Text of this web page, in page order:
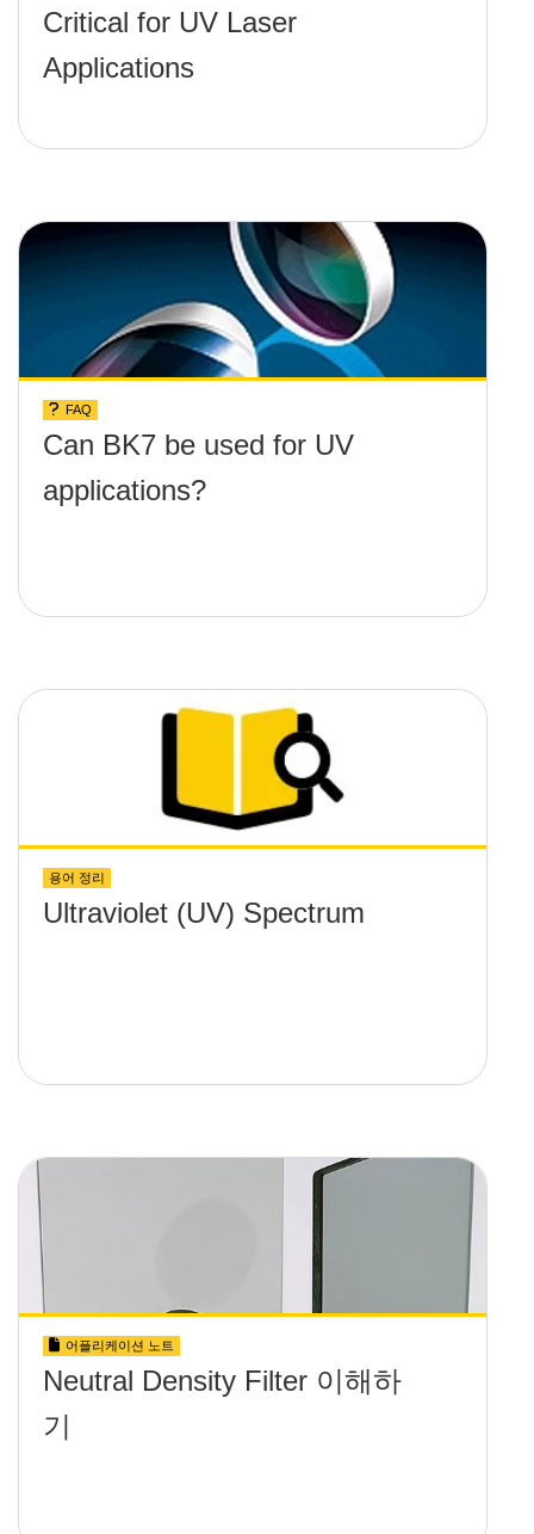
Critical for UV Laser
Applications
FAQ
Can BK7 be used for UV
applications?
용어 정리
Ultraviolet (UV) Spectrum
어플리케이션 노트
Neutral Density Filter 이해하
기